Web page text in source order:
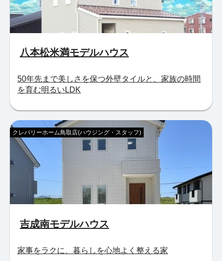
八本松米満モデルハウス
50年先まで美しさを保つ外壁タイルと、家族の時間
を育む明るいLDK
吉成南モデルハウス
クレバリーホーム鳥取店(ハウジング・スタッフ)
家事をラクに、暮らしを心地よく整える家